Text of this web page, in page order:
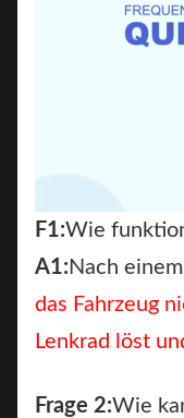
F1:Wie
A1: Nach
das Fahrzeug
Lenkrad löst
Frage 2:Wie